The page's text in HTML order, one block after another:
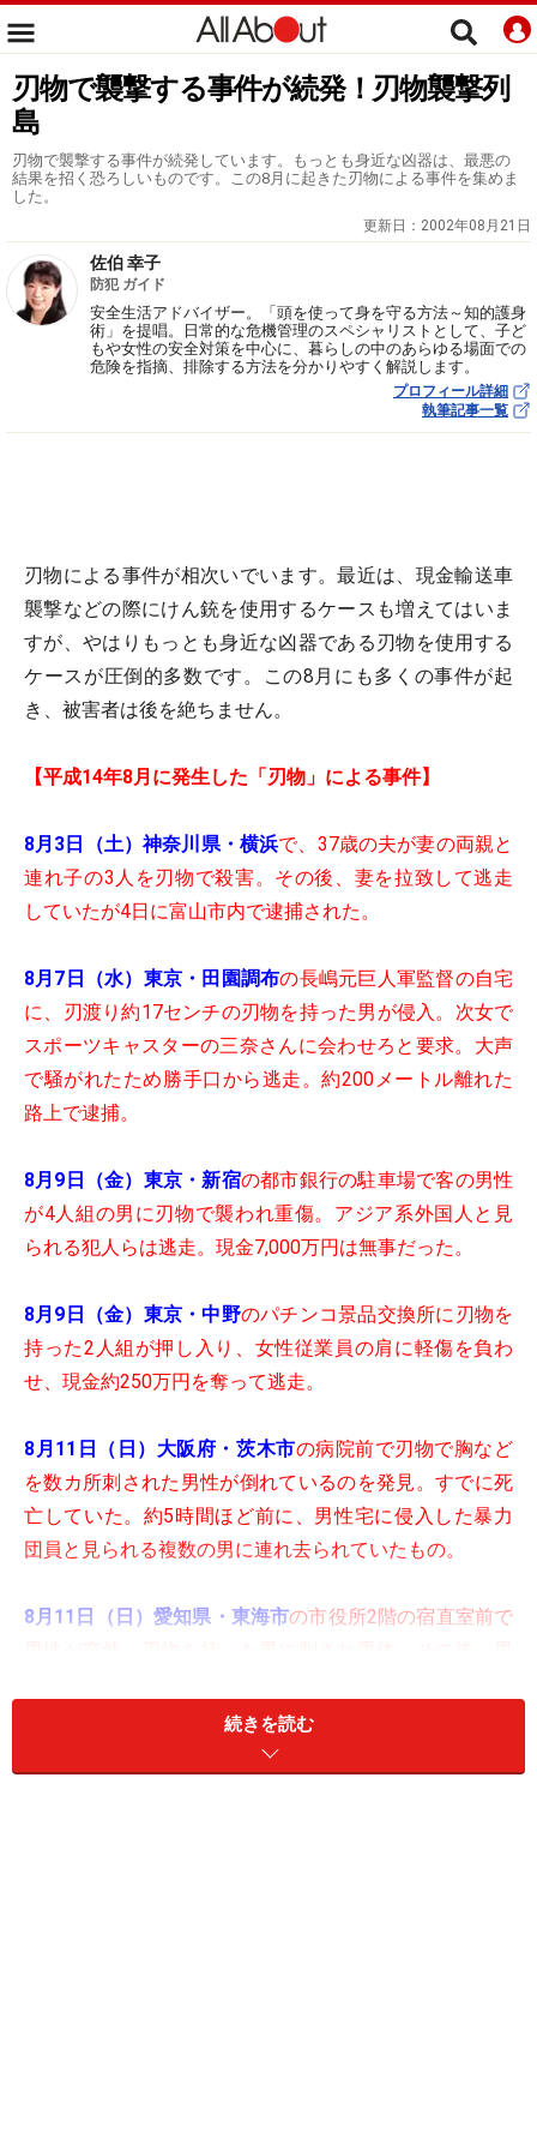
刃物で襲撃する事件が続発！刃物襲撃列
島
刃物で襲撃する事件が続発しています。もっとも身近な凶器は、最悪の
結果を招く恐ろしいものです。この8月に起きた刃物による事件を集めま
した。
更新日： 2002年08月21日
佐伯 幸子
防犯 ガイド
安全生活アドバイザー。「頭を使って身を守る方法～知的護身
術」を提唱。日常的な危機管理のスペシャリストとして、子ど
もや女性の安全対策を中心に、暮らしの中のあらゆる場面での
危険を指摘、排除する方法を分かりやすく解説します。
プロフィール詳細
執筆記事一覧
刃物による事件が相次いでいます。最近は、現金輸送車
襲撃などの際にけん銃を使用するケースも増えてはいま
すが、やはりもっとも身近な凶器である刃物を使用する
ケースが圧倒的多数です。この8月にも多くの事件が起
き、被害者は後を絶ちません。
【平成14年8月に発生した「刃物」による事件】
8月3日（土）神奈川県・横浜で、37歳の夫が妻の両親と
連れ子の3人を刃物で殺害。その後、妻を拉致して逃走
していたが4日に富山市内で逮捕された。
8月7日（水）東京・田園調布の長嶋元巨人軍監督の自宅
に、刃渡り約17センチの刃物を持った男が侵入。次女で
スポーツキャスターの三奈さんに会わせろと要求。大声
で騒がれたため勝手口から逃走。約200メートル離れた
路上で逮捕。
8月9日（金）東京・新宿の都市銀行の駐車場で客の男性
が4人組の男に刃物で襲われ重傷。アジア系外国人と見
られる犯人らは逃走。現金7,000万円は無事だった。
8月9日（金）東京・中野のパチンコ景品交換所に刃物を
持った2人組が押し入り、女性従業員の肩に軽傷を負わ
せ、現金約250万円を奪って逃走。
8月11日（日）大阪府・茨木市の病院前で刃物で胸など
を数カ所刺された男性が倒れているのを発見。すでに死
亡していた。約5時間ほど前に、男性宅に侵入した暴力
団員と見られる複数の男に連れ去られていたもの。
8月11日（日）愛知県・東海市の市役所2階の宿直室前で
大会への苦情を言いに来ていた人物。
続きを読む